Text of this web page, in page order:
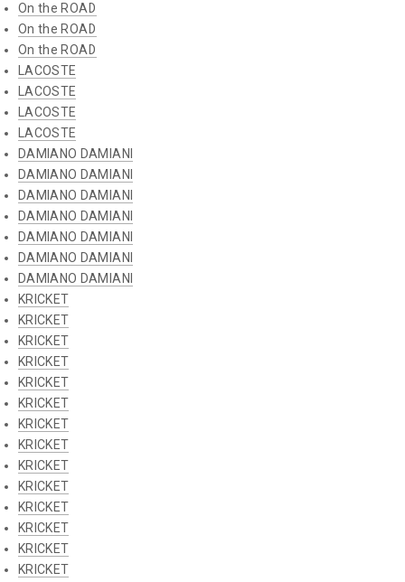
On the ROAD
On the ROAD
On the ROAD
LACOSTE
LACOSTE
LACOSTE
LACOSTE
DAMIANO DAMIANI
DAMIANO DAMIANI
DAMIANO DAMIANI
DAMIANO DAMIANI
DAMIANO DAMIANI
DAMIANO DAMIANI
DAMIANO DAMIANI
KRICKET
KRICKET
KRICKET
KRICKET
KRICKET
KRICKET
KRICKET
KRICKET
KRICKET
KRICKET
KRICKET
KRICKET
KRICKET
KRICKET